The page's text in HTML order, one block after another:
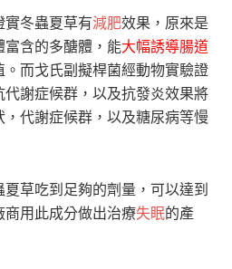
實冬蟲夏草有減肥效果，原來是
含的多醣體，能大幅誘導腸道
。而戈氏副擬桿菌經動物實驗證
謝症候群，以及抗發炎效果將
代謝症候群，以及糖尿病等慢
草吃到足夠的劑量，可以達到
用此成分做出治療失眠的產